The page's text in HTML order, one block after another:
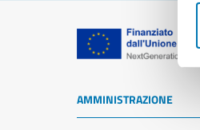
AMMINISTRAZIONE